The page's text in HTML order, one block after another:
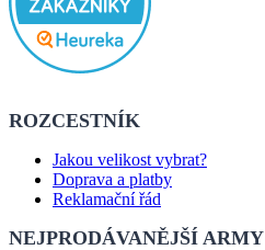
ROZCESTNÍK
Jakou velikost vybrat?
Doprava a platby
Reklamační řád
NEJPRODÁVANĚJŠÍ ARMY